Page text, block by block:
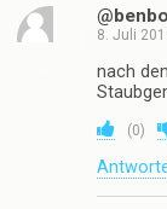
@benbo
8. Juli
nach
(0)